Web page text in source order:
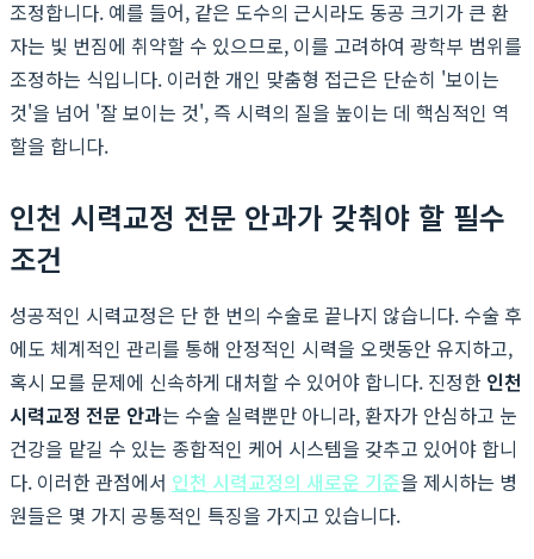
조정합니다. 예를 들어, 같은 도수의 근시라도 동공 크기가 큰 환
자는 빛 번짐에 취약할 수 있으므로, 이를 고려하여 광학부 범위를
조정하는 식입니다. 이러한 개인 맞춤형 접근은 단순히 '보이는
것'을 넘어 '잘 보이는 것', 즉 시력의 질을 높이는 데 핵심적인 역
할을 합니다.
인천 시력교정 전문 안과가 갖춰야 할 필수
조건
성공적인 시력교정은 단 한 번의 수술로 끝나지 않습니다. 수술 후
에도 체계적인 관리를 통해 안정적인 시력을 오랫동안 유지하고,
혹시 모를 문제에 신속하게 대처할 수 있어야 합니다. 진정한 인천
시력교정 전문 안과는 수술 실력뿐만 아니라, 환자가 안심하고 눈
건강을 맡길 수 있는 종합적인 케어 시스템을 갖추고 있어야 합니
다. 이러한 관점에서 인천 시력교정의 새로운 기준을 제시하는 병
원들은 몇 가지 공통적인 특징을 가지고 있습니다.